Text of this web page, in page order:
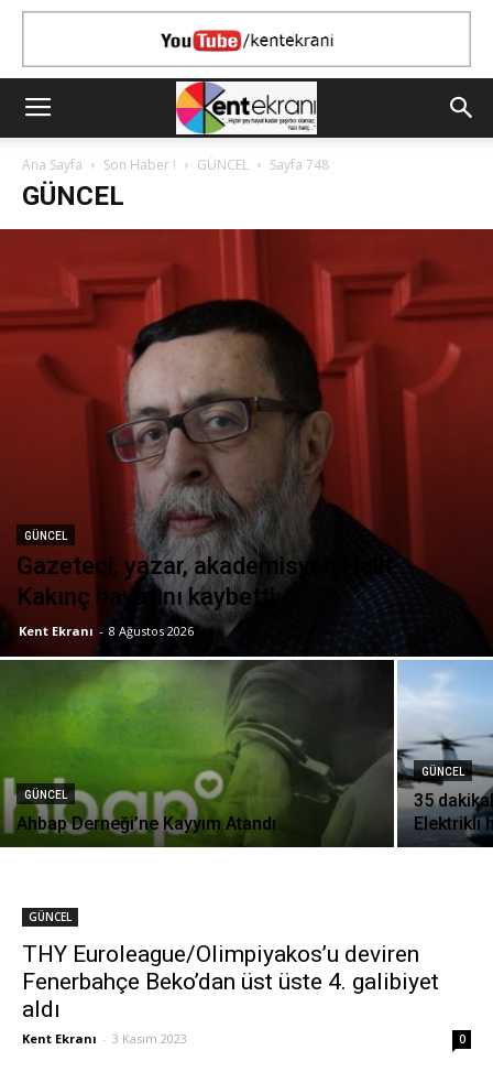
Ana Sayfa Son Haber ! GÜNCEL Sayfa 748
GÜNCEL
GÜNCEL
Gazeteci, yazar, akademisyen Halit
Kakınç hayatını kaybetti
Kent Ekranı - 8 Ağustos 2026
GÜNCEL
Ahbap Derneği’ne Kayyım Atandı
GÜNCEL
35
Elektrikli
GÜNCEL
THY Euroleague/Olimpiyakos’u deviren
Fenerbahçe Beko’dan üst üste 4. galibiyet
aldı
Kent Ekranı - 3 Kasım 2023 0